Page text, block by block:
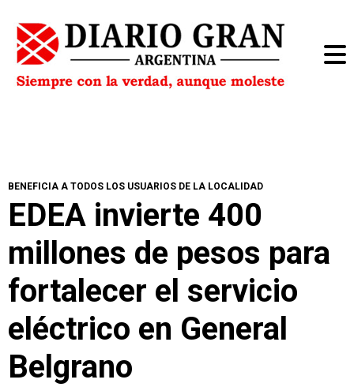
BENEFICIA A TODOS LOS USUARIOS DE LA LOCALIDAD
EDEA invierte 400
millones de pesos para
fortalecer el servicio
eléctrico en General
Belgrano